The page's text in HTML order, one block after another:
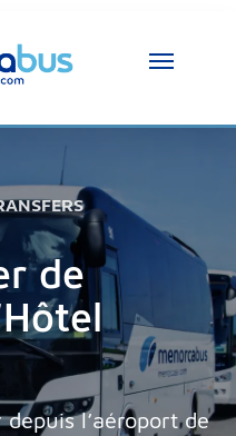
de
l’aéroport de